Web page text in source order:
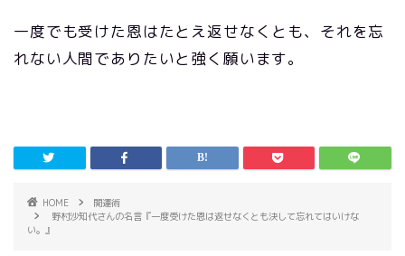
一度でも受けた恩はたとえ返せなくとも、それを忘
れない人間でありたいと強く願います。
HOME
開運術
野村沙知代さんの名言『一度受けた恩は返せなくとも決して忘れてはいけな
い。』